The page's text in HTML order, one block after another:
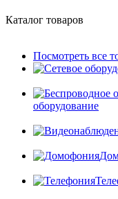
Каталог товаров
Посмотреть все
оборудование